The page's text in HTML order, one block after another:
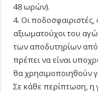
48 ωρών).
4. Οι
αξιωματούχοι του
των αποδυτηρίων από
πρέπει να είναι
θα χρησιμοποιηθούν
Σε κάθε περίπτωση, η